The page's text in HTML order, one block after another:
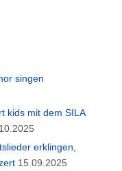
singen
kids mit dem SILA
erklingen,
15.09.2025